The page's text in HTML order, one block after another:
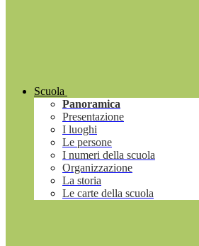
Scuola
Panoramica
Presentazione
I luoghi
Le persone
I numeri della scuola
Organizzazione
La storia
Le carte della scuola